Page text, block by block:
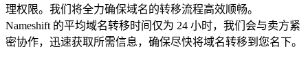
理权限。我们将全力确保域名的转移流程高效顺畅。
Nameshift 的平均域名转移时间仅为 24 小时，我们会与卖方紧
密协作，迅速获取所需信息，确保尽快将域名转移到您名下。